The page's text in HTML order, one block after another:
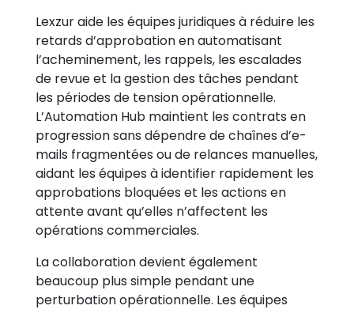
Lexzur aide les équipes juridiques à réduire les
retards d’approbation en automatisant
l’acheminement, les rappels, les escalades
de revue et la gestion des tâches pendant
les périodes de tension opérationnelle.
L’Automation Hub maintient les contrats en
progression sans dépendre de chaînes d’e-
mails fragmentées ou de relances manuelles,
aidant les équipes à identifier rapidement les
approbations bloquées et les actions en
attente avant qu’elles n’affectent les
opérations commerciales.
La collaboration devient également
beaucoup plus simple pendant une
perturbation opérationnelle. Les équipes